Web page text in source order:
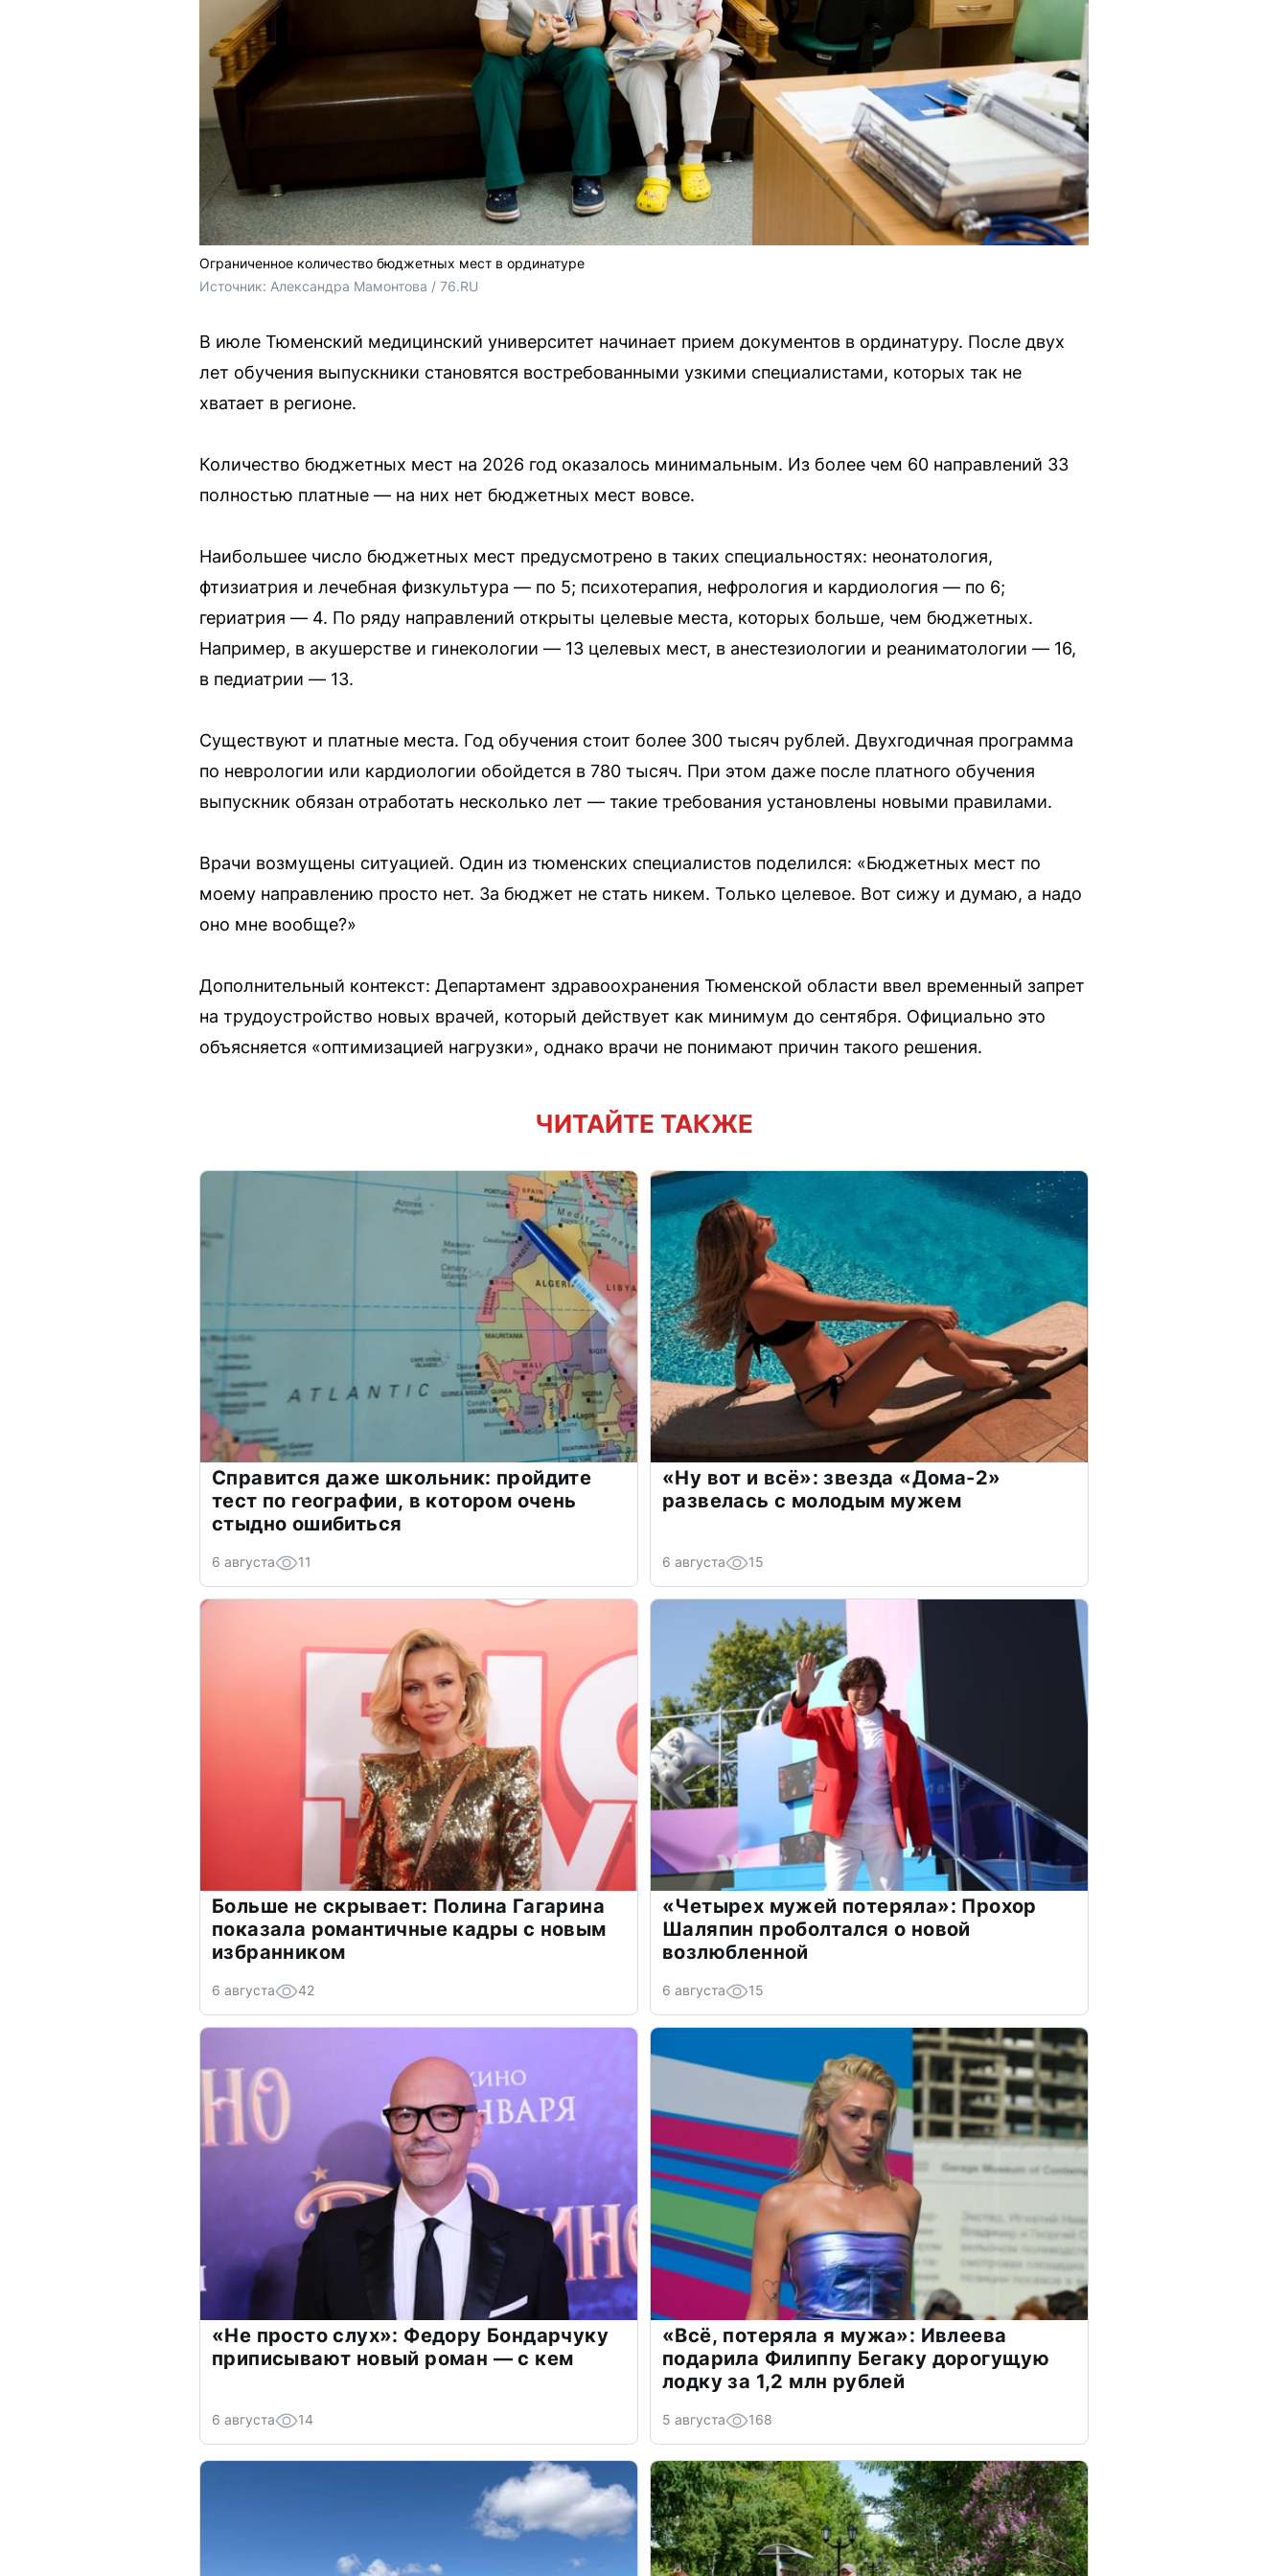
Ограниченное количество бюджетных мест в ординатуре
Источник: Александра Мамонтова / 76.RU
В июле Тюменский медицинский университет начинает прием документов в ординатуру. После двух
лет обучения выпускники становятся востребованными узкими специалистами, которых так не
хватает в регионе.
Количество бюджетных мест на 2026 год оказалось минимальным. Из более чем 60 направлений 33
полностью платные — на них нет бюджетных мест вовсе.
Наибольшее число бюджетных мест предусмотрено в таких специальностях: неонатология,
фтизиатрия и лечебная физкультура — по 5; психотерапия, нефрология и кардиология — по 6;
гериатрия — 4. По ряду направлений открыты целевые места, которых больше, чем бюджетных.
Например, в акушерстве и гинекологии — 13 целевых мест, в анестезиологии и реаниматологии — 16,
в педиатрии — 13.
Существуют и платные места. Год обучения стоит более 300 тысяч рублей. Двухгодичная программа
по неврологии или кардиологии обойдется в 780 тысяч. При этом даже после платного обучения
выпускник обязан отработать несколько лет — такие требования установлены новыми правилами.
Врачи возмущены ситуацией. Один из тюменских специалистов поделился: «Бюджетных мест по
моему направлению просто нет. За бюджет не стать никем. Только целевое. Вот сижу и думаю, а надо
оно мне вообще?»
Дополнительный контекст: Департамент здравоохранения Тюменской области ввел временный запрет
на трудоустройство новых врачей, который действует как минимум до сентября. Официально это
объясняется «оптимизацией нагрузки», однако врачи не понимают причин такого решения.
ЧИТАЙТЕ ТАКЖЕ
Справится даже школьник: пройдите
тест по географии, в котором очень
стыдно ошибиться
6 августа 11
«Ну вот и всё»: звезда «Дома-2»
развелась с молодым мужем
6 августа 15
Больше не скрывает: Полина Гагарина
показала романтичные кадры с новым
избранником
6 августа 42
«Четырех мужей потеряла»: Прохор
Шаляпин проболтался о новой
возлюбленной
6 августа 15
«Не просто слух»: Федору Бондарчуку
приписывают новый роман — с кем
6 августа 14
«Всё, потеряла я мужа»: Ивлеева
подарила Филиппу Бегаку дорогущую
лодку за 1,2 млн рублей
5 августа 168